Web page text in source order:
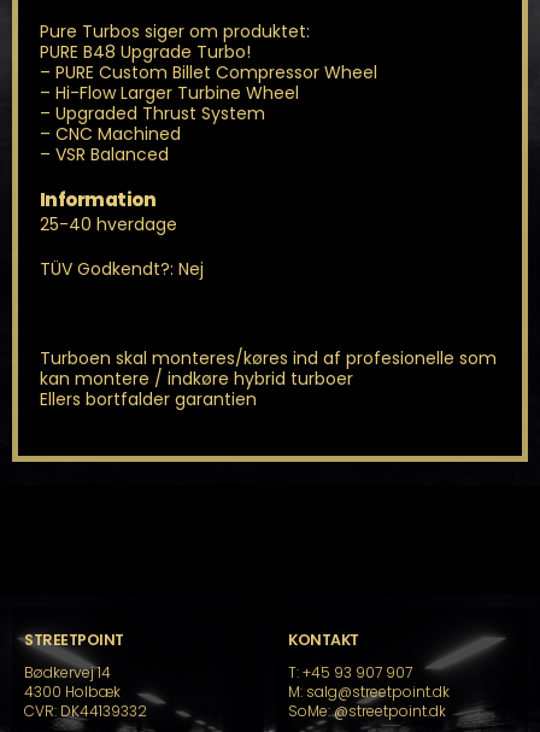
Pure Turbos siger om produktet:
PURE B48 Upgrade Turbo!
– PURE Custom Billet Compressor Wheel
– Hi-Flow Larger Turbine Wheel
– Upgraded Thrust System
– CNC Machined
– VSR Balanced
Information
25-40 hverdage
TÜV Godkendt?: Nej
Turboen skal monteres/køres ind af profesionelle som
kan montere / indkøre hybrid turboer
Ellers bortfalder garantien
STREETPOINT
Bødkervej 14
4300 Holbæk
CVR: DK44139332
KONTAKT
T: +45 93 907 907
M: salg@streetpoint.dk
SoMe:@streetpoint.dk